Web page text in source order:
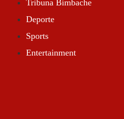
Tribuna Bimbache
Deporte
Sports
Entertainment